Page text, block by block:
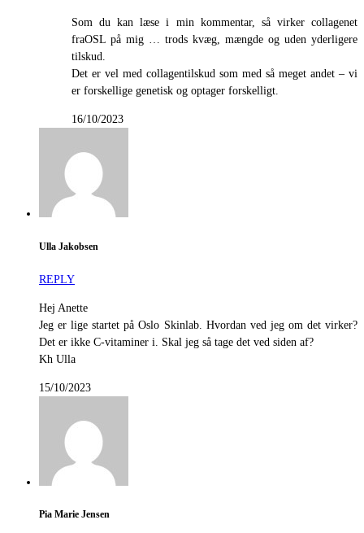
Som du kan læse i min kommentar, så virker collagenet
fraOSL på mig … trods kvæg, mængde og uden yderligere
tilskud.
Det er vel med collagentilskud som med så meget andet – vi
er forskellige genetisk og optager forskelligt.
16/10/2023
Ulla Jakobsen
REPLY
Hej Anette
Jeg er lige startet på Oslo Skinlab. Hvordan ved jeg om det virker?
Det er ikke C-vitaminer i. Skal jeg så tage det ved siden af?
Kh Ulla
15/10/2023
Pia Marie Jensen